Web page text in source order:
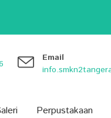
Email
Perpustakaan